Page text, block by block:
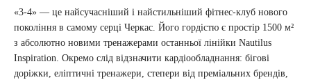
«3-4» — це найсучасніший і найстильніший фітнес-клуб нового
покоління в самому серці Черкас. Його гордістю є простір 1500 м²
з абсолютно новими тренажерами останньої лінійки Nautilus
Inspiration. Окремо слід відзначити кардіообладнання: бігові
доріжки, еліптичні тренажери, степери від преміальних брендів,